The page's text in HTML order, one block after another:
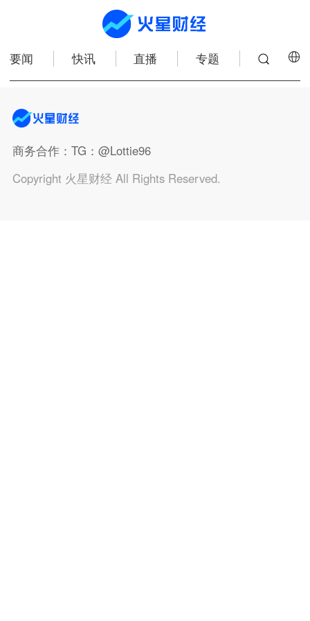
要闻 快讯 直播 专题
商务合作：TG：@Lottie96
Copyright 火星财经 All Rights Reserved.